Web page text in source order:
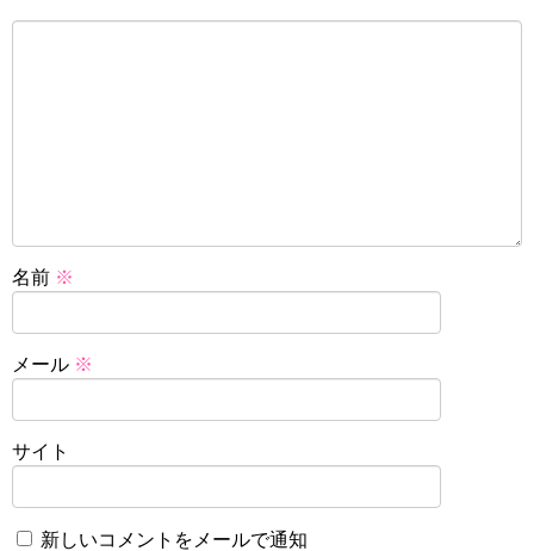
名前 ※
メール ※
サイト
新しいコメントをメールで通知